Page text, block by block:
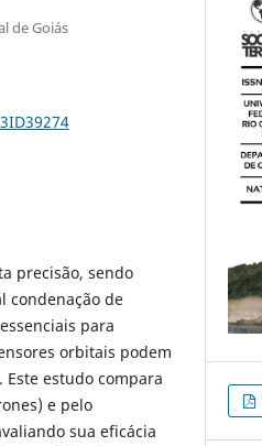
de Goiás
precisão, sendo
condenação de
para
orbitais podem
estudo compara
e pelo
sua eficácia